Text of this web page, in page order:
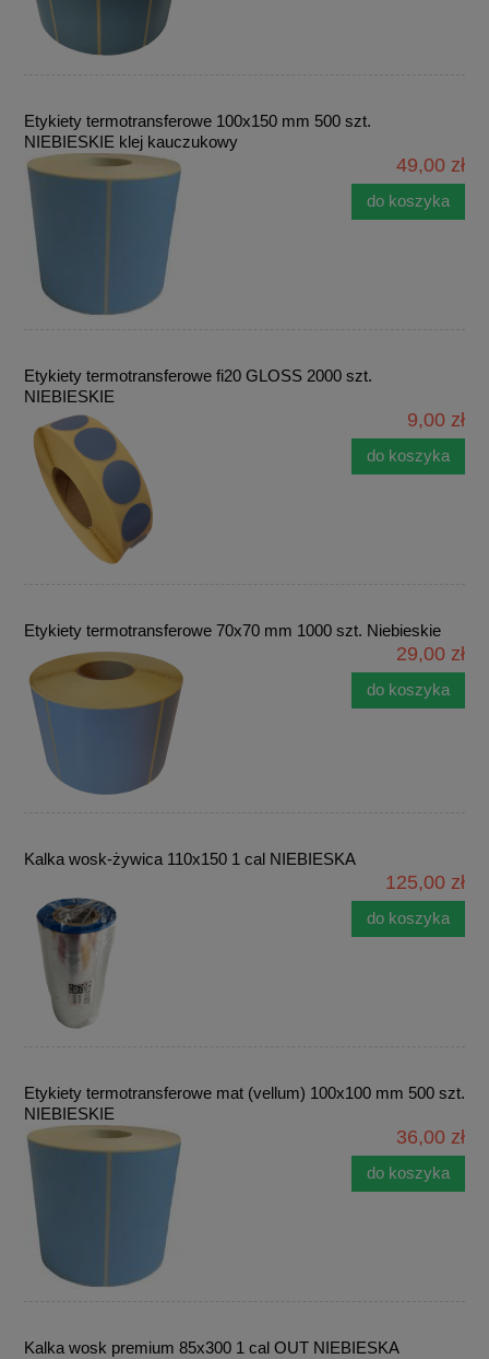
Etykiety termotransferowe 100x150 mm 500 szt.
NIEBIESKIE klej kauczukowy
49,00 zł
do koszyka
Etykiety termotransferowe fi20 GLOSS 2000 szt.
NIEBIESKIE
9,00 zł
do koszyka
Etykiety termotransferowe 70x70 mm 1000 szt. Niebieskie
29,00 zł
do koszyka
Kalka wosk-żywica 110x150 1 cal NIEBIESKA
125,00 zł
do koszyka
Etykiety termotransferowe mat (vellum) 100x100 mm 500 szt.
NIEBIESKIE
36,00 zł
do koszyka
Kalka wosk premium 85x300 1 cal OUT NIEBIESKA